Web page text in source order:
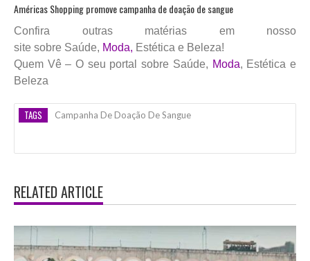
Américas Shopping promove campanha de doação de sangue
Confira outras matérias em nosso
site sobre Saúde, Moda, Estética e Beleza!
Quem Vê – O seu portal sobre Saúde, Moda, Estética e
Beleza
TAGS Campanha De Doação De Sangue
RELATED ARTICLE